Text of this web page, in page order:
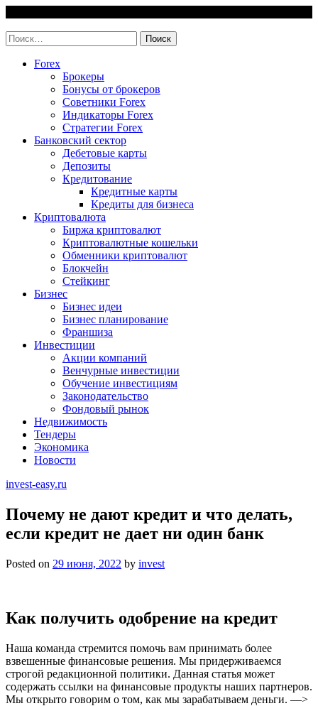
content
Найти:
Forex
Брокеры
Бонусы от брокеров
Советники Forex
Индикаторы Forex
Стратегии Forex
Банковский сектор
Дебетовые карты
Депозиты
Кредитование
Кредитные карты
Кредиты для бизнеса
Криптовалюта
Биржа криптовалют
Криптовалютные кошельки
Обменники криптовалют
Блокчейн
Стейкинг
Бизнес
Бизнес идеи
Бизнес планирование
Франшиза
Инвестиции
Акции компаний
Венчурные инвестиции
Обучение инвестициям
Законодательство
Фондовый рынок
Недвижимость
Тендеры
Экономика
Новости
invest-easy.ru
Почему не дают кредит и что делать,
если кредит не дает ни один банк
Posted on 29 июня, 2022 by invest
Как получить одобрение на кредит
Наша команда стремится помочь вам принимать более
взвешенные финансовые решения. Мы придерживаемся
строгой редакционной политики. Данная статья может
содержать ссылки на финансовые продукты наших партнеров.
Мы открыто говорим о том, как мы зарабатываем деньги. —>